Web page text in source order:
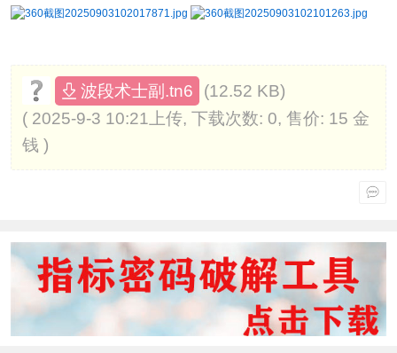
波段术士副.tn6
(12.52 KB)
( 2025-9-3 10:21上传, 下载次数: 0, 售价: 15 金
钱 )